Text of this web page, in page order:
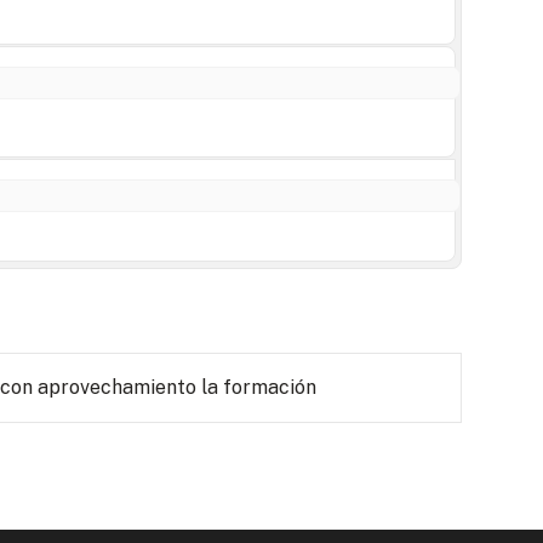
aprovechamiento la formación